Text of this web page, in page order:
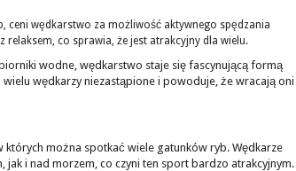
ceni wędkarstwo za możliwość aktywnego spędzania
relaksem, co sprawia, że jest atrakcyjny dla wielu.
wodne, wędkarstwo staje się fascynującą formą
wędkarzy niezastąpione i powoduje, że wracają oni
można spotkać wiele gatunków ryb. Wędkarze
i nad morzem, co czyni ten sport bardzo atrakcyjnym.